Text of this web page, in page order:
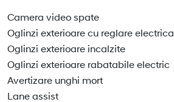
Camera video spate
Oglinzi exterioare cu reglare electrica
Oglinzi exterioare incalzite
Oglinzi exterioare rabatabile electric
Avertizare unghi mort
Lane assist